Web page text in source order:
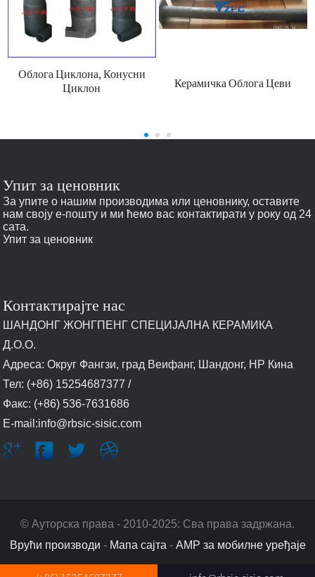
Облога Циклона, Конусни
Циклон
Керамичка Облога Цеви
Упит за ценовник
За упите о нашим производима или ценовнику, оставите
нам своју е-пошту и ми ћемо вас контактирати у року од 24
сата.
Упит за ценовник
Контактирајте нас
ШАНДОНГ ЖОНГПЕНГ СПЕЦИЈАЛНА КЕРАМИКА
Д.О.О.
Адреса: Округ Фангзи, град Веифанг, Шандонг, НР Кина
Тел: (+86) 15254687377 /
Факс: (+86) 536-7631686
E-mail:info@rbsic-sisic.com
© Ауторска права - 2010-2025: Сва права задржана.
Врући производи - Мапа сајта - AMP за мобилне уређаје